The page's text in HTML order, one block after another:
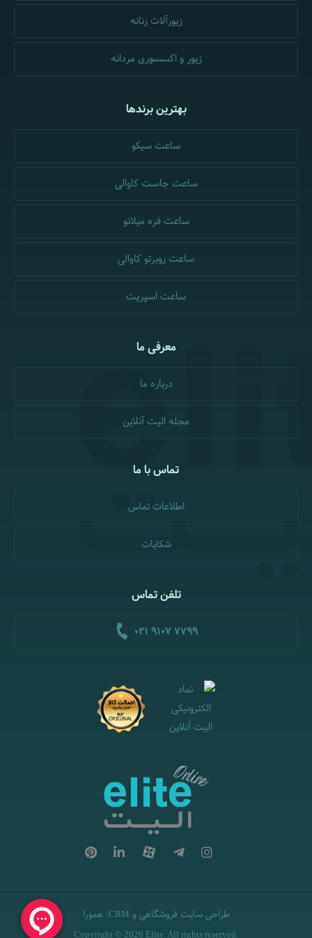
زیورآلات زنانه
زیور و اکسسوری مردانه
بهترین برندها
ساعت سیکو
ساعت جاست کاوالی
ساعت فره میلانو
ساعت روبرتو کاوالی
ساعت اسپریت
معرفی ما
درباره ما
مجله الیت آنلاین
تماس با ما
اطلاعات تماس
شکایات
تلفن تماس
021 9107 7799
طراحی سایت فروشگاهی و CRM
: همورا
Copyright © 2026 Elite. All rights reserved.